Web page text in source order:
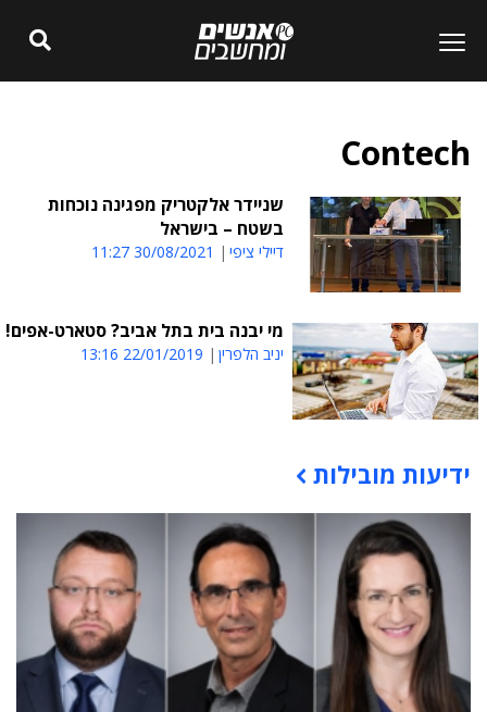
Contech
שניידר אלקטריק מפגינה נוכחות
בשטח – בישראל
דיילי ציפי 30/08/2021 11:27
מי יבנה בית בתל אביב? סטארט-אפים!
יניב הלפרין 22/01/2019 13:16
תוכן פרסומי
ידיעות מובילות